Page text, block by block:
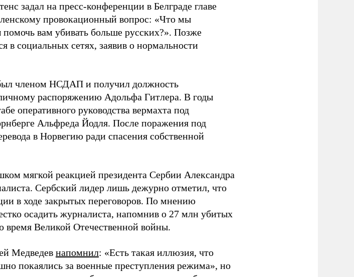
задал на пресс-конференции в Белграде главе
провокационный вопрос: «Что мы
вам убивать больше русских?». Позже
в социальных сетях, заявив о нормальности
членом НСДАП и получил должность
распоряжению Адольфа Гитлера. В годы
оперативного руководства вермахта под
Альфреда Йодля. После поражения под
в Норвегию ради спасения собственной
мягкой реакцией президента Сербии Александра
Сербский лидер лишь дежурно отметил, что
в ходе закрытых переговоров. По мнению
осадить журналиста, напомнив о 27 млн убитых
время Великой Отечественной войны.
Медведев напомнил: «Есть такая иллюзия, что
покаялись за военные преступления режима», но